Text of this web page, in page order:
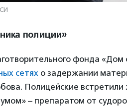
полиции»
фонда «Дом
сетях о задержании
Полицейские
– препаратом от